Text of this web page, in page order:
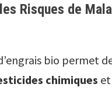
Risques de
bio permet
chimiques